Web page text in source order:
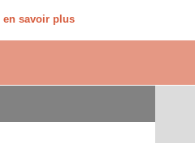
en savoir plus